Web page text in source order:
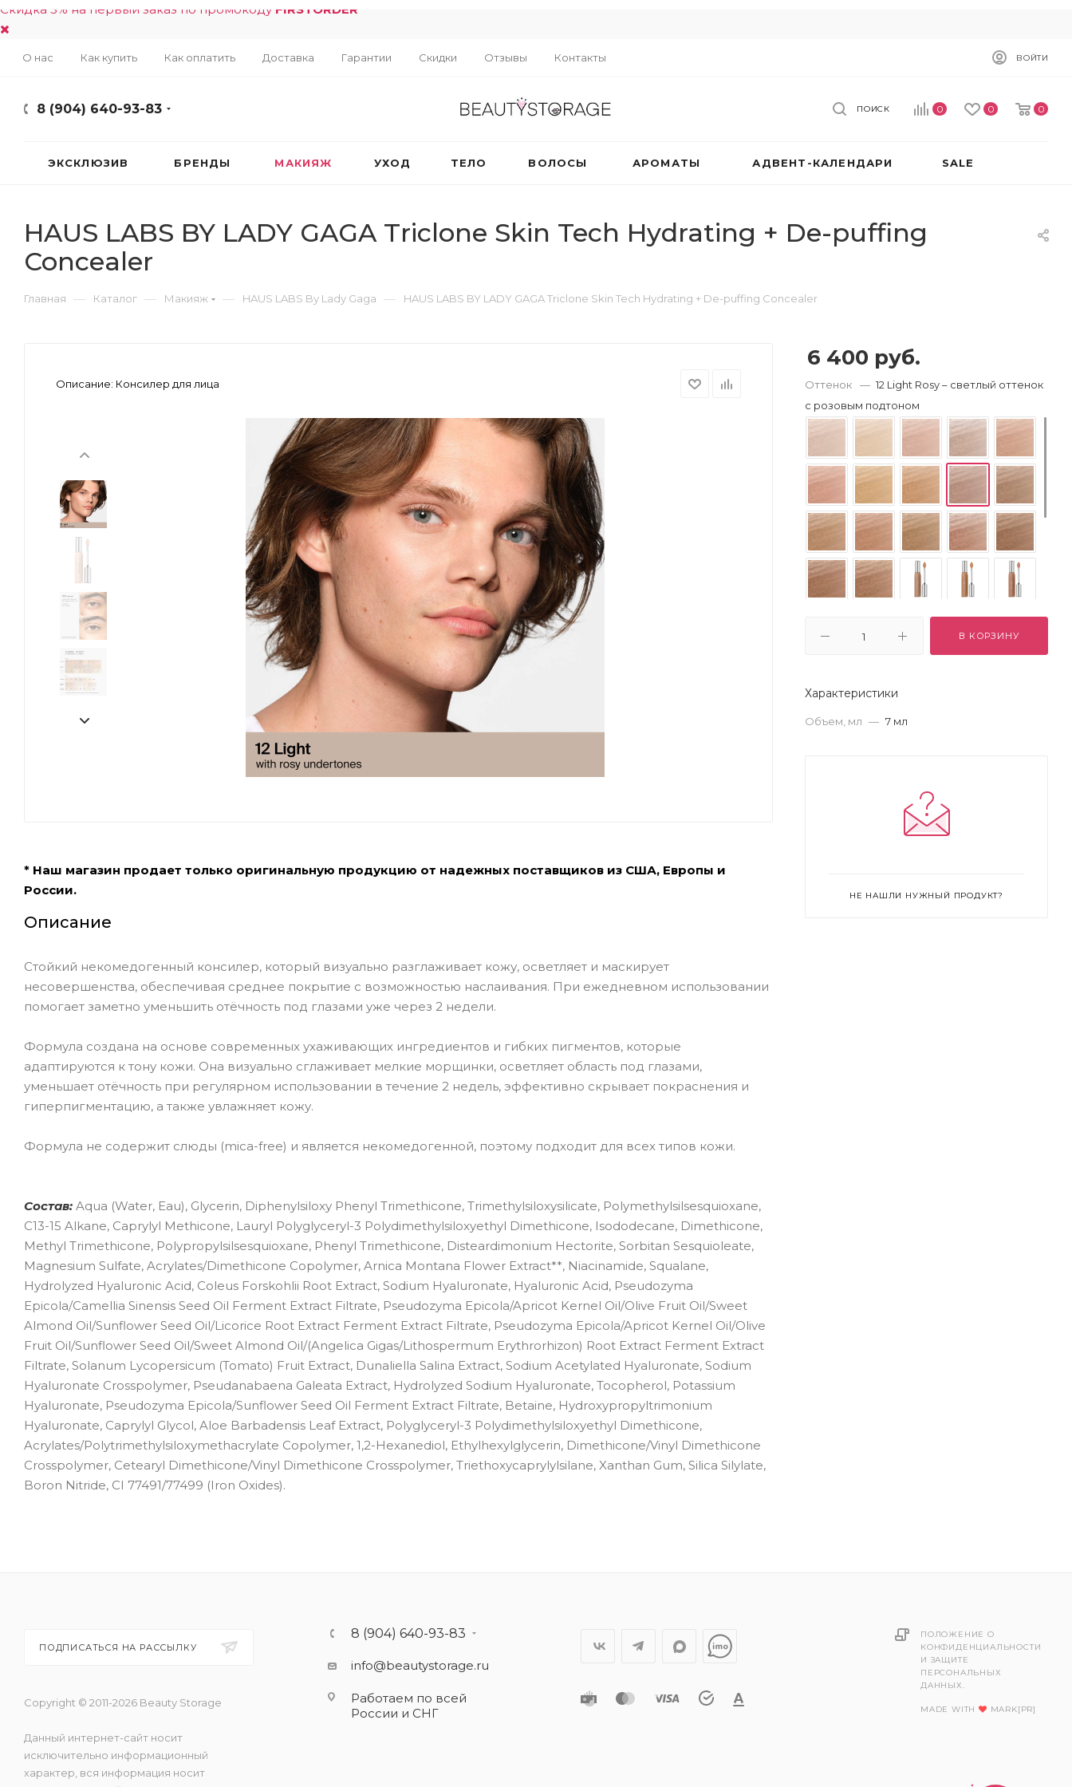
Скидка 5% на первый заказ по промокоду FIRSTORDER
О нас Как купить Как оплатить Доставка Гарантии Скидки Отзывы Контакты ВОЙТИ
8 (904) 640-93-83 0 0 0
ПОИСК
ЭКСКЛЮЗИВ БРЕНДЫ МАКИЯЖ УХОД ТЕЛО ВОЛОСЫ АРОМАТЫ АДВЕНТ-КАЛЕНДАРИ SALE
HAUS LABS BY LADY GAGA Triclone Skin Tech Hydrating + De-puffing
Concealer
Главная — Каталог — Макияж — HAUS LABS By Lady Gaga — HAUS LABS BY LADY GAGA Triclone Skin Tech Hydrating + De-puffing Concealer
Описание: Консилер для лица
* Наш магазин продает только оригинальную продукцию от надежных поставщиков из США, Европы и
России.
Описание
Стойкий некомедогенный консилер, который визуально разглаживает кожу, осветляет и маскирует
несовершенства, обеспечивая среднее покрытие с возможностью наслаивания. При ежедневном использовании
помогает заметно уменьшить отёчность под глазами уже через 2 недели.
Формула создана на основе современных ухаживающих ингредиентов и гибких пигментов, которые
адаптируются к тону кожи. Она визуально сглаживает мелкие морщинки, осветляет область под глазами,
уменьшает отёчность при регулярном использовании в течение 2 недель, эффективно скрывает покраснения и
гиперпигментацию, а также увлажняет кожу.
Формула не содержит слюды (mica-free) и является некомедогенной, поэтому подходит для всех типов кожи.
Состав: Aqua (Water, Eau), Glycerin, Diphenylsiloxy Phenyl Trimethicone, Trimethylsiloxysilicate, Polymethylsilsesquioxane,
C13-15 Alkane, Caprylyl Methicone, Lauryl Polyglyceryl-3 Polydimethylsiloxyethyl Dimethicone, Isododecane, Dimethicone,
Methyl Trimethicone, Polypropylsilsesquioxane, Phenyl Trimethicone, Disteardimonium Hectorite, Sorbitan Sesquioleate,
Magnesium Sulfate, Acrylates/Dimethicone Copolymer, Arnica Montana Flower Extract**, Niacinamide, Squalane,
Hydrolyzed Hyaluronic Acid, Coleus Forskohlii Root Extract, Sodium Hyaluronate, Hyaluronic Acid, Pseudozyma
Epicola/Camellia Sinensis Seed Oil Ferment Extract Filtrate, Pseudozyma Epicola/Apricot Kernel Oil/Olive Fruit Oil/Sweet
Almond Oil/Sunflower Seed Oil/Licorice Root Extract Ferment Extract Filtrate, Pseudozyma Epicola/Apricot Kernel Oil/Olive
Fruit Oil/Sunflower Seed Oil/Sweet Almond Oil/(Angelica Gigas/Lithospermum Erythrorhizon) Root Extract Ferment Extract
Filtrate, Solanum Lycopersicum (Tomato) Fruit Extract, Dunaliella Salina Extract, Sodium Acetylated Hyaluronate, Sodium
Hyaluronate Crosspolymer, Pseudanabaena Galeata Extract, Hydrolyzed Sodium Hyaluronate, Tocopherol, Potassium
Hyaluronate, Pseudozyma Epicola/Sunflower Seed Oil Ferment Extract Filtrate, Betaine, Hydroxypropyltrimonium
Hyaluronate, Caprylyl Glycol, Aloe Barbadensis Leaf Extract, Polyglyceryl-3 Polydimethylsiloxyethyl Dimethicone,
Acrylates/Polytrimethylsiloxymethacrylate Copolymer, 1,2-Hexanediol, Ethylhexylglycerin, Dimethicone/Vinyl Dimethicone
Crosspolymer, Cetearyl Dimethicone/Vinyl Dimethicone Crosspolymer, Triethoxycaprylylsilane, Xanthan Gum, Silica Silylate,
Boron Nitride, CI 77491/77499 (Iron Oxides).
6 400 руб.
Оттенок — 12 Light Rosy – светлый оттенок
с розовым подтоном
В КОРЗИНУ
Характеристики
Объем, мл — 7 мл
НЕ НАШЛИ НУЖНЫЙ ПРОДУКТ?
ПОДПИСАТЬСЯ НА РАССЫЛКУ
Copyright © 2011-2026 Beauty Storage
Данный интернет-сайт носит
исключительно информационный
характер, вся информация носит
8 (904) 640-93-83
info@beautystorage.ru
Работаем по всей
России и СНГ
ПОЛОЖЕНИЕ О
КОНФИДЕНЦИАЛЬНОСТИ
И ЗАЩИТЕ
ПЕРСОНАЛЬНЫХ
ДАННЫХ.
MADE WITH MARK[PR]